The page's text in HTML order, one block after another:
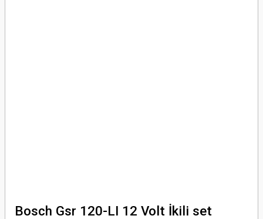
Bosch Gsr 120-LI 12 Volt İkili set